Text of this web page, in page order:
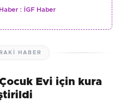
Haber : İGF Haber
HABER
Evi için kura